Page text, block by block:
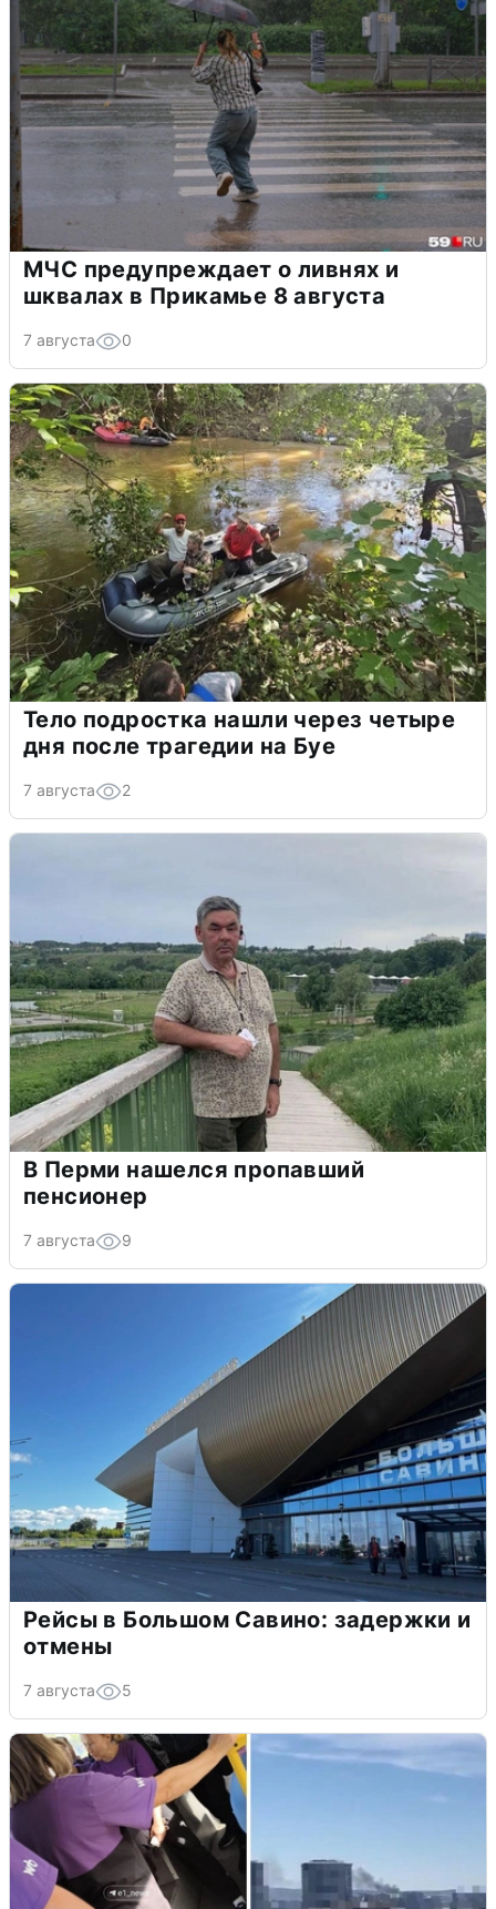
МЧС предупреждает о ливнях и
шквалах в Прикамье 8 августа
7 августа 0
Тело подростка нашли через четыре
дня после трагедии на Буе
7 августа 2
В Перми нашелся пропавший
пенсионер
7 августа 9
Рейсы в Большом Савино: задержки и
отмены
7 августа 5